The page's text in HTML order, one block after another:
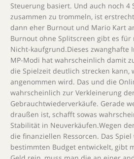
Steuerung basiert. Und auch noch 4
zusammen zu trommeln, ist
dann eher Burnout und Mario Kart
Burnout ohne Splitscreen gibt es
Nicht-kaufgrund.Dieses zwanghafte
MP-Modi hat wahrscheinlich damit
die Spielzeit deutlich strecken kann,
angenommen wird. Das und die
wahrscheinlich zur Verkleinerung
Gebrauchtwiederverkäufe. Gerade
draußen ist, schafft sowas
Stabilität in Neuverkäufen.Wegen
die finanziellen Ressorcen. Das
bestimmten Budget entwickelt, gibt